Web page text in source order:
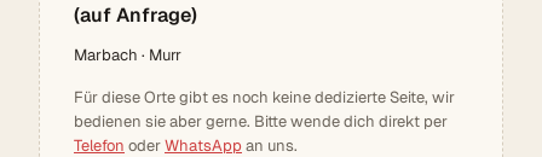
(auf Anfrage)
Marbach · Murr
Für diese Orte gibt es noch keine dedizierte Seite, wir
bedienen sie aber gerne. Bitte wende dich direkt per
Telefon oderWhatsAppan uns.